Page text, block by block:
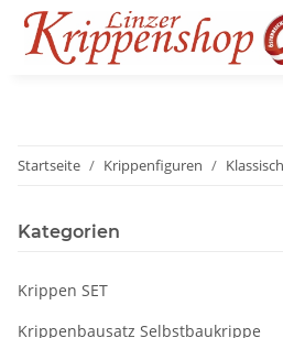
Startseite Krippenfiguren
Kategorien
Krippen SET
Krippenbausatz Selbstbaukrippe